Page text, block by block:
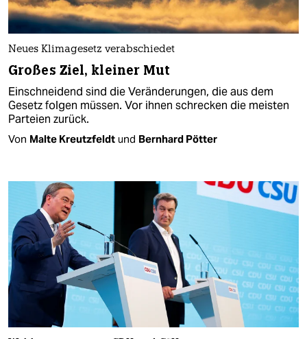
Neues Klimagesetz verabschiedet
Großes Ziel, kleiner Mut
Einschneidend sind die Veränderungen, die aus dem
Gesetz folgen müssen. Vor ihnen schrecken die meisten
Parteien zurück.
Von Malte Kreutzfeldt und Bernhard Pötter